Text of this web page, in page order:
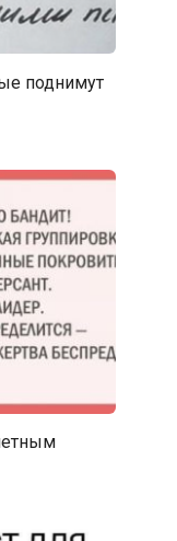
поднимут